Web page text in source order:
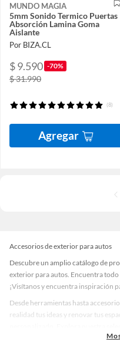
MUNDO MAGIA
5mm Sonido Termico Puertas
Absorción Lamina Goma
Aislante
Por BIZA.CL
$ 9.590 -70%
$ 31.990
(8)
Agregar
Accesorios de exterior para autos
Descubre un amplio catálogo de
exterior para autos. Encuentra
¡Visítanos y encuentra inspiración
Desde herramientas hasta
realidad tus ideas y renovar tus
accesorios de calidad que te